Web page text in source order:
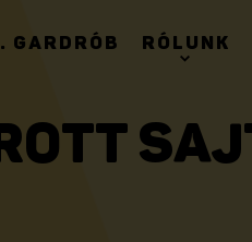
GARDRÓB RÓLUNK